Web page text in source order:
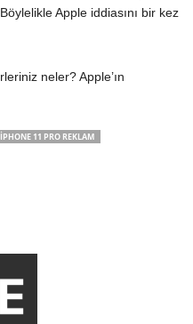
Apple iddiasını bir kez
neler? Apple’ın
IPHONE 11 PRO REKLAM